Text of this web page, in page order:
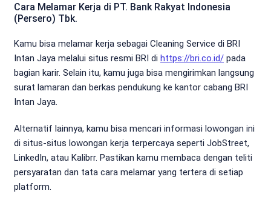
Cara Melamar Kerja di PT. Bank Rakyat Indonesia
(Persero) Tbk.
Kamu bisa melamar kerja sebagai Cleaning Service di BRI
Intan Jaya melalui situs resmi BRI di https://bri.co.id/ pada
bagian karir. Selain itu, kamu juga bisa mengirimkan langsung
surat lamaran dan berkas pendukung ke kantor cabang BRI
Intan Jaya.
Alternatif lainnya, kamu bisa mencari informasi lowongan ini
di situs-situs lowongan kerja terpercaya seperti JobStreet,
LinkedIn, atau Kalibrr. Pastikan kamu membaca dengan teliti
persyaratan dan tata cara melamar yang tertera di setiap
platform.